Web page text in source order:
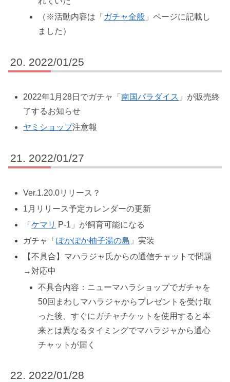
（※活動内容は「 ガチャ全般 」ページに記載し
ました）
2022/01/25
2022年1月28日でガチャ「南国パラダイス 」が販売終
了するお知らせ
ヤミショップ注意報
2022/01/27
Ver.1.20.0リリース？
1月リリース予定カレンダーの更新
「ケマリ P-1」が飼育可能になる
ガチャ「ぽかぽか柚子湯の島 」実装
【不具合】マハラジャ氏からの通信チャットで問題
→対応中
不具合内容：ニューマハラショップでガチャを
50回まわしマハラジャからプレゼントを受け取
った後、すぐにガチャチケットを使用すると本
来とは異なるタイミングでマハラジャから通心
チャットが届く
2022/01/28